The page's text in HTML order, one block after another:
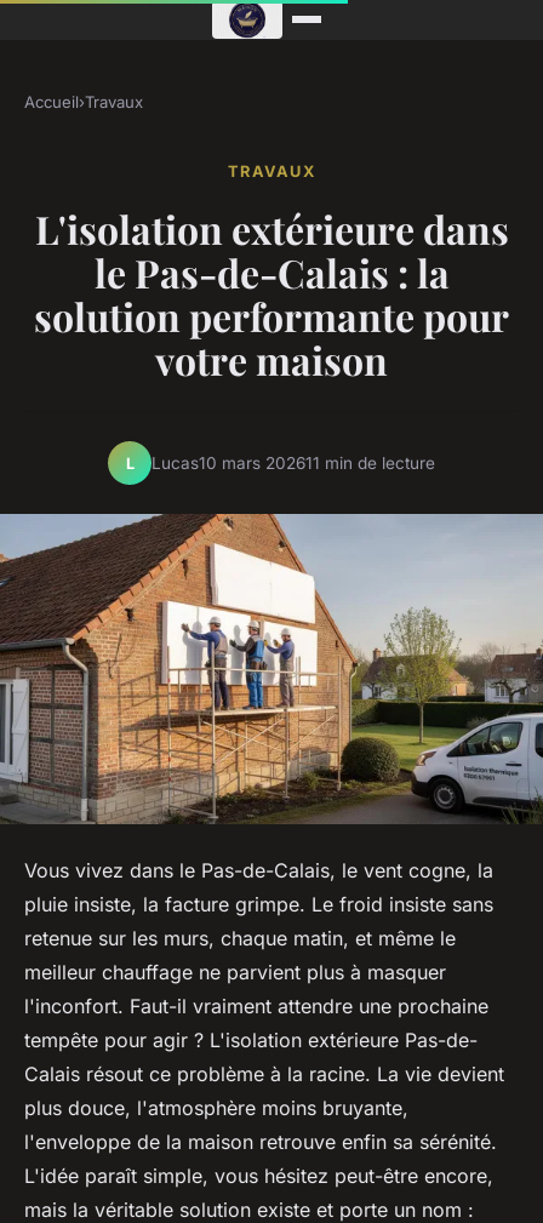
Accueil›Travaux
TRAVAUX
L'isolation extérieure dans
le Pas-de-Calais : la
solution performante pour
votre maison
L Lucas10 mars 202611 min de lecture
Vous vivez dans le Pas-de-Calais, le vent cogne, la
pluie insiste, la facture grimpe. Le froid insiste sans
retenue sur les murs, chaque matin, et même le
meilleur chauffage ne parvient plus à masquer
l'inconfort. Faut-il vraiment attendre une prochaine
tempête pour agir ? L'isolation extérieure Pas-de-
Calais résout ce problème à la racine. La vie devient
plus douce, l'atmosphère moins bruyante,
l'enveloppe de la maison retrouve enfin sa sérénité.
L'idée paraît simple, vous hésitez peut-être encore,
mais la véritable solution existe et porte un nom :